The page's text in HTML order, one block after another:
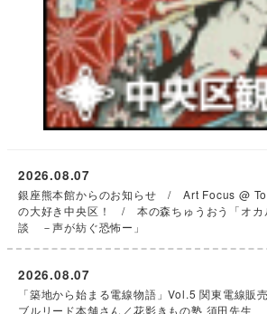
銀座熊本館からのお知らせ / Art Focus @
の大好き中央区！ / 本の森ちゅうおう「オカ
談 －声が紡ぐ恐怖ー」
2026.08.07
「築地から始まる電線物語」Vol.5 関東電線販
ブルリード本舗さん／花影きもの塾 須田先生
2026.08.07